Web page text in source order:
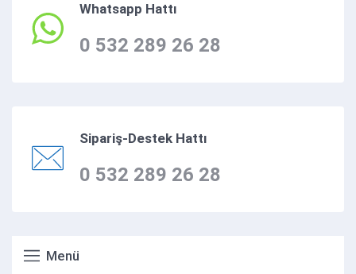
Whatsapp Hattı
0 532 289 26 28
Sipariş-Destek Hattı
0 532 289 26 28
Menü